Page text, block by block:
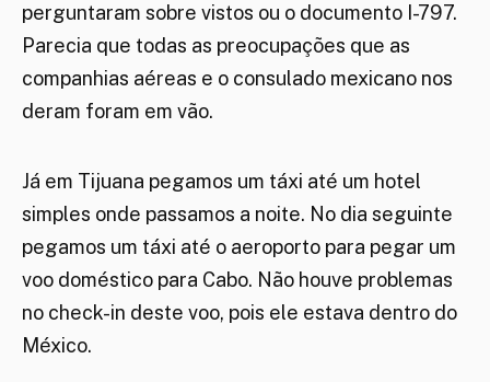
perguntaram sobre vistos ou o documento I-797.
Parecia que todas as preocupações que as
companhias aéreas e o consulado mexicano nos
deram foram em vão.
Já em Tijuana pegamos um táxi até um hotel
simples onde passamos a noite. No dia seguinte
pegamos um táxi até o aeroporto para pegar um
voo doméstico para Cabo. Não houve problemas
no check-in deste voo, pois ele estava dentro do
México.